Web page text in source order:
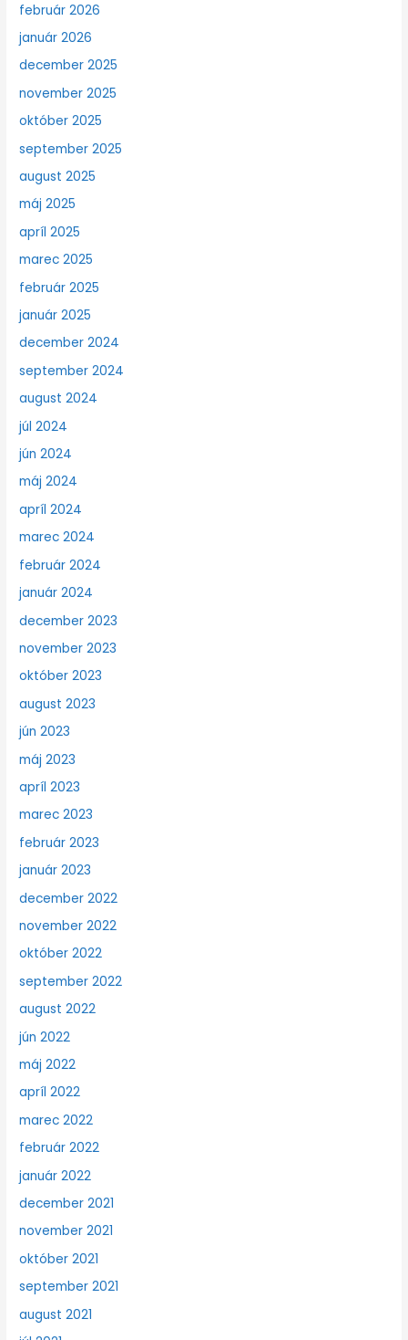
február 2026
január 2026
december 2025
november 2025
október 2025
september 2025
august 2025
máj 2025
apríl 2025
marec 2025
február 2025
január 2025
december 2024
september 2024
august 2024
júl 2024
jún 2024
máj 2024
apríl 2024
marec 2024
február 2024
január 2024
december 2023
november 2023
október 2023
august 2023
jún 2023
máj 2023
apríl 2023
marec 2023
február 2023
január 2023
december 2022
november 2022
október 2022
september 2022
august 2022
jún 2022
máj 2022
apríl 2022
marec 2022
február 2022
január 2022
december 2021
november 2021
október 2021
september 2021
august 2021